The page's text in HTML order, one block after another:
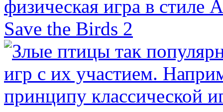
Save the Birds 2